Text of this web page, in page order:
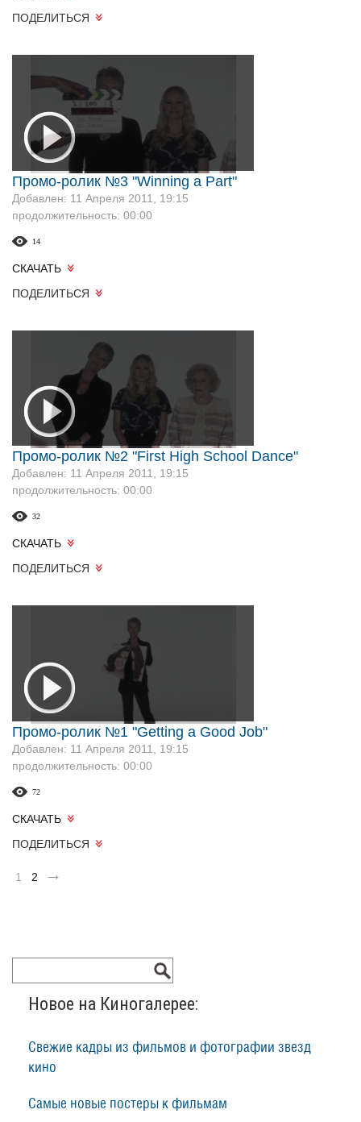
ПОДЕЛИТЬСЯ
Промо-ролик №3 "Winning a Part"
Добавлен: 11 Апреля 2011, 19:15
продолжительность: 00:00
14
СКАЧАТЬ
ПОДЕЛИТЬСЯ
Промо-ролик №2 "First High School Dance"
Добавлен: 11 Апреля 2011, 19:15
продолжительность: 00:00
32
СКАЧАТЬ
ПОДЕЛИТЬСЯ
Промо-ролик №1 "Getting a Good Job"
Добавлен: 11 Апреля 2011, 19:15
продолжительность: 00:00
72
СКАЧАТЬ
ПОДЕЛИТЬСЯ
1 2
Новое на Киногалерее:
Свежие кадры из фильмов и фотографии звезд
кино
Самые новые постеры к фильмам